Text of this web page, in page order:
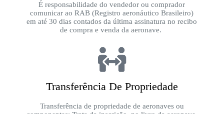
É responsabilidade do vendedor ou comprador
comunicar ao RAB (Registro aeronáutico Brasileiro)
em até 30 dias contados da última assinatura no recibo
de compra e venda da aeronave.
Transferência De Propriedade
Transferência de propriedade de aeronaves ou